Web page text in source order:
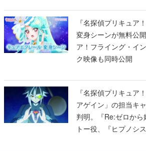
『名探偵プリキュア
変身シーンが無料公
ア！フライング・イ
ク映像も同時公開
『名探偵プリキュア
アゲイン」の担当キ
判明。『Re:ゼロか
トー役、『ヒプノシ